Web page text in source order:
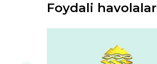
Foydali havolalar